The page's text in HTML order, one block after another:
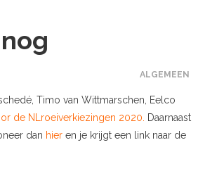
ALGEMEEN
Timo van Wittmarschen, Eelco
de NLroeiverkiezingen 2020.
Daarnaast
dan hier en je krijgt een link naar de